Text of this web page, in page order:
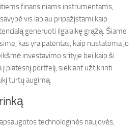
finansiniams instrumentams,
vis labiau pripažįstami kaip
generuoti ilgalaikę grąžą. Šiame
kas yra patentas, kaip nustatoma jo
investavimo srityje bei kaip ši
į platesnį portfelį, siekiant užtikrinti
turtų augimą.
technologinės naujovės,